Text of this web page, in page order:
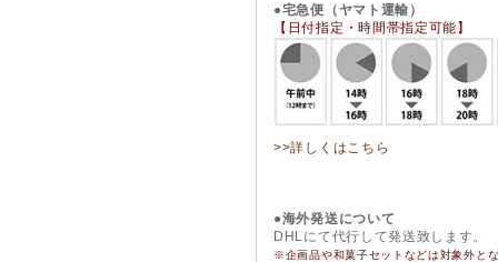
●宅急便（ヤマト運輸）
【日付指定・時間帯指定可能】
>>詳しくはこちら
●海外発送について
DHLにて代行して発送致します。
※企画品や和菓子セットなどは対象外と